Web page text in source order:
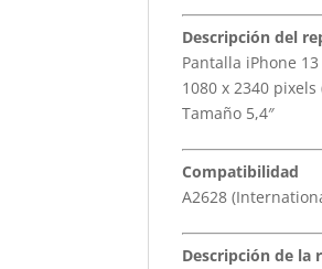
Descripción del
Pantalla iPhone
1080 x 2340
Tamaño 5,4″
Compatibilidad
A2628
Descripción de la